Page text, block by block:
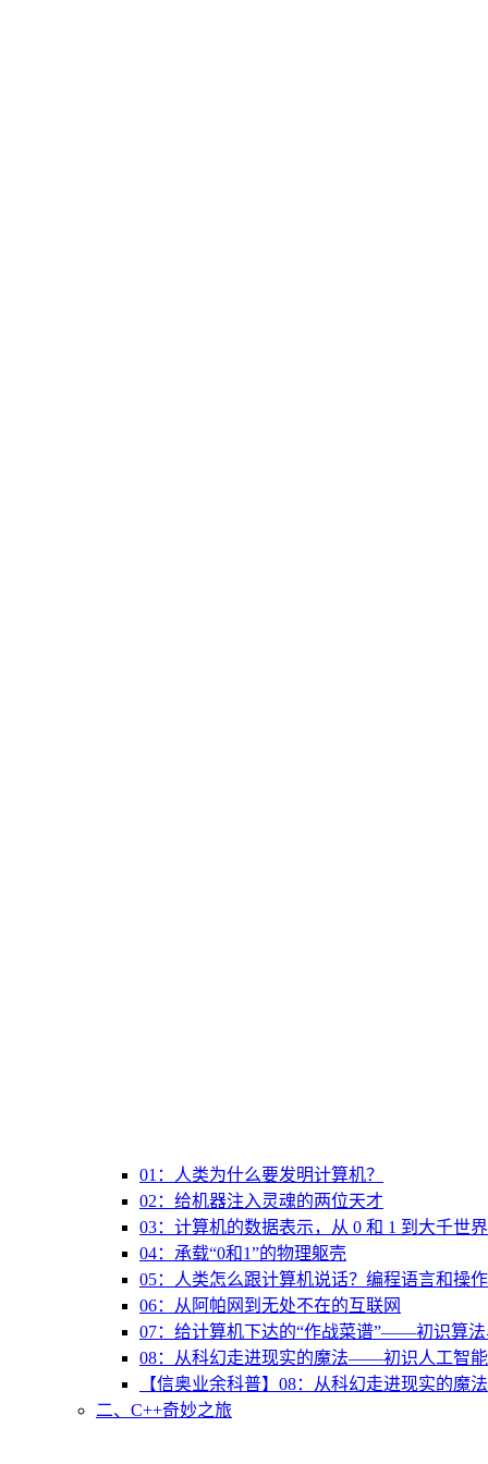
01：人类为什么要发明计算机？
02：给机器注入灵魂的两位天才
03：计算机的数据表示，从 0 和 1 到大千世界
04：承载“0和1”的物理躯壳
05：人类怎么跟计算机说话？编程语言和操
06：从阿帕网到无处不在的互联网
07：给计算机下达的“作战菜谱”——初识算法
08：从科幻走进现实的魔法——初识人工智能
【信奥业余科普】08：从科幻走进现实的魔
二、C++奇妙之旅